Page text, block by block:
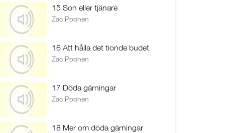
15 Son eller tjänare
Zac Poonen
16 Att hålla det tionde budet
Zac Poonen
17 Döda gärningar
Zac Poonen
18 Mer om döda gärningar